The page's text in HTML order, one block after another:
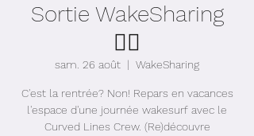
Sortie WakeSharing
🏄‍♂️
sam. 26 août
  |
WakeSharing
C'est la rentrée? Non! Repars en vacances
l'espace d'une journée wakesurf avec le
Curved Lines Crew. (Re)découvre